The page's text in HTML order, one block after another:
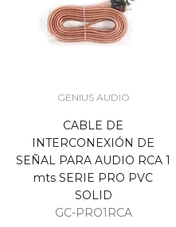
GENIUS AUDIO
CABLE DE
INTERCONEXIÓN DE
SEÑAL PARA AUDIO RCA 1
mts SERIE PRO PVC
SOLID
GC-PRO1RCA